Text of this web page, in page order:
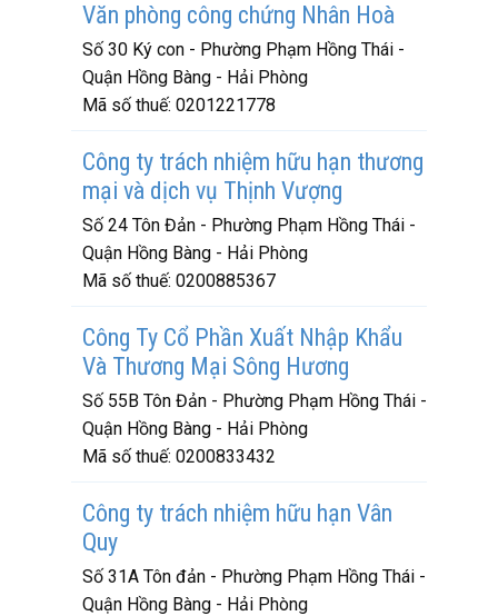
Văn phòng công chứng Nhân Hoà
Số 30 Ký con - Phường Phạm Hồng Thái -
Quận Hồng Bàng - Hải Phòng
Mã số thuế: 0201221778
Công ty trách nhiệm hữu hạn thương
mại và dịch vụ Thịnh Vượng
Số 24 Tôn Đản - Phường Phạm Hồng Thái -
Quận Hồng Bàng - Hải Phòng
Mã số thuế: 0200885367
Công Ty Cổ Phần Xuất Nhập Khẩu
Và Thương Mại Sông Hương
Số 55B Tôn Đản - Phường Phạm Hồng Thái -
Quận Hồng Bàng - Hải Phòng
Mã số thuế: 0200833432
Công ty trách nhiệm hữu hạn Vân
Quy
Số 31A Tôn đản - Phường Phạm Hồng Thái -
Quận Hồng Bàng - Hải Phòng